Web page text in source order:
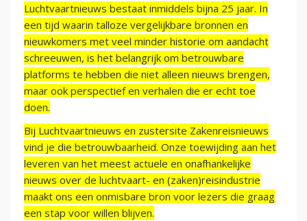
Luchtvaartnieuws bestaat inmiddels bijna 25 jaar. In
een tijd waarin talloze vergelijkbare bronnen en
nieuwkomers met veel minder historie om aandacht
schreeuwen, is het belangrijk om betrouwbare
platforms te hebben die niet alleen nieuws brengen,
maar ook perspectief en verhalen die er echt toe
doen.
Bij Luchtvaartnieuws en zustersite Zakenreisnieuws
vind je die betrouwbaarheid. Onze toewijding aan het
leveren van het meest actuele en onafhankelijke
nieuws over de luchtvaart- en (zaken)reisindustrie
maakt ons een onmisbare bron voor lezers die graag
een stap voor willen blijven.